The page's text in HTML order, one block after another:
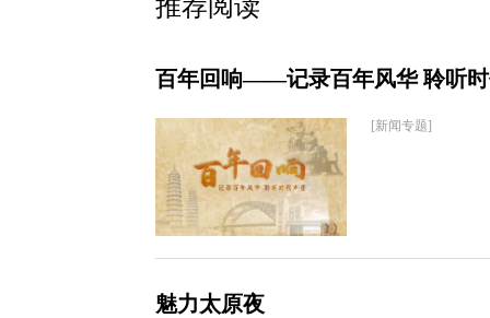
推荐阅读
百年回响——记录百年风华 聆听
[新闻专题]
魅力太原夜